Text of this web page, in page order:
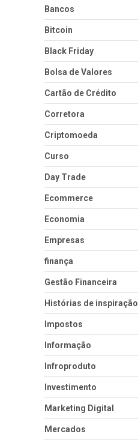
Bancos
Bitcoin
Black Friday
Bolsa de Valores
Cartão de Crédito
Corretora
Criptomoeda
Curso
Day Trade
Ecommerce
Economia
Empresas
finança
Gestão Financeira
Histórias de inspiração
Impostos
Informação
Infroproduto
Investimento
Marketing Digital
Mercados